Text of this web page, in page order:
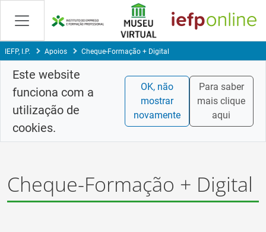
Skip
Content
IEFP, I.P. Apoios Cheque-Formação + Digital
Este website
funciona com a
utilização de
cookies.
OK, não
mostrar
novamente
Para saber
mais clique
aqui
Cheque-Formação + Digital